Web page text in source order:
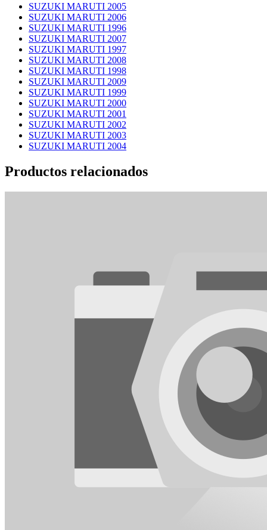
SUZUKI MARUTI 2005
SUZUKI MARUTI 2006
SUZUKI MARUTI 1996
SUZUKI MARUTI 2007
SUZUKI MARUTI 1997
SUZUKI MARUTI 2008
SUZUKI MARUTI 1998
SUZUKI MARUTI 2009
SUZUKI MARUTI 1999
SUZUKI MARUTI 2000
SUZUKI MARUTI 2001
SUZUKI MARUTI 2002
SUZUKI MARUTI 2003
SUZUKI MARUTI 2004
Productos relacionados